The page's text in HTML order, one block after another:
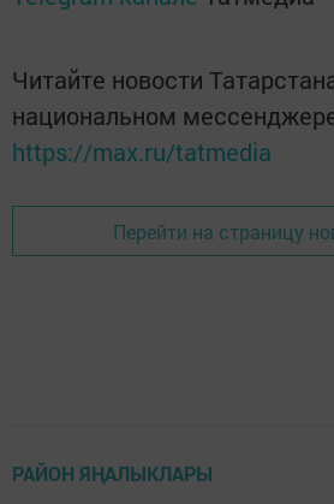
Читайте новости
национальном
https://max.ru/tatmedia
Перейти на страницу
РАЙОН ЯҢАЛЫКЛАРЫ